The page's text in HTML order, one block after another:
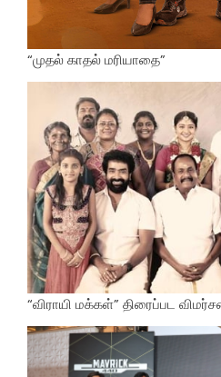
“முதல் காதல் மரியாதை”
“விராயி மக்கள்” திரைப்பட